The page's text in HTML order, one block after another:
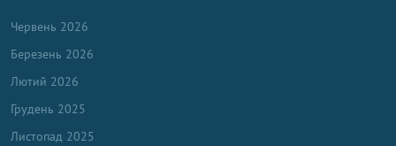
Червень 2026
Березень 2026
Лютий 2026
Грудень 2025
Листопад 2025